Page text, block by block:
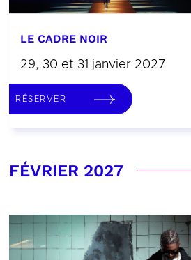
LE CADRE NOIR
29, 30 et 31 janvier 2027
RÉSERVER
FÉVRIER 2027